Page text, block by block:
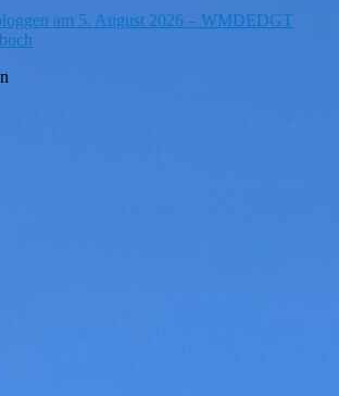
am 5. August 2026 – WMDEDGT